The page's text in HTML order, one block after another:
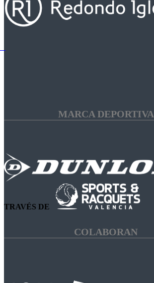
MARCA DEPORTIVA
TRAVÉS DE
COLABORAN